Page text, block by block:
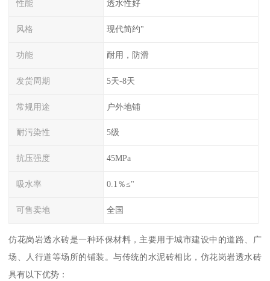
性能 透水性好
风格 现代简约"
功能 耐用，防滑
发货周期 5天-8天
常规用途 户外地铺
耐污染性 5级
抗压强度 45MPa
吸水率 0.1％≤"
可售卖地 全国
仿花岗岩透水砖是一种环保材料，主要用于城市建设中的道路、广
场、人行道等场所的铺装。与传统的水泥砖相比，仿花岗岩透水砖
具有以下优势：